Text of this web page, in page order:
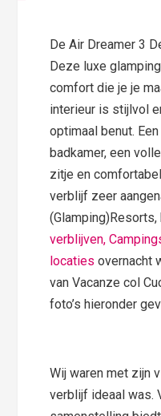
De Air Dreamer 3
Deze luxe
comfort die je je
interieur is stijlvol
optimaal benut.
badkamer, een
zitje en
verblijf zeer
verblijven,
locaties overnacht
van Vacanze col
foto’s hieronder
Wij waren met zijn
verblijf ideaal was.